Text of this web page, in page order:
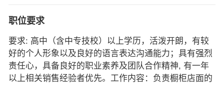
职位要求
要求: 高中（含中专技校）以上学历，活泼开朗，有较
好的个人形象以及良好的语言表达沟通能力；具有强烈
责任心，具备良好的职业素养及团队合作精神, 有一年
以上相关销售经验者优先。工作内容：负责橱柜店面的